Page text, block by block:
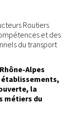
Routiers
et des
du transport
Alpes
établissements,
la
métiers du